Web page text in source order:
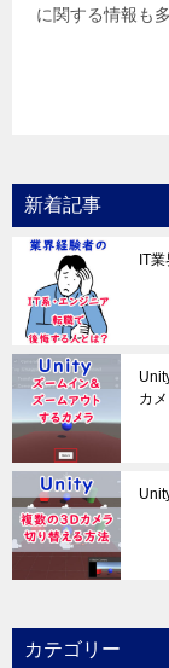
に関する情報も
新着記事
IT
カ
カテゴリー